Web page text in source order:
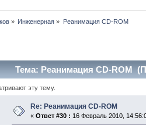
» Инженерная » Реанимация CD-ROM
Тема: Реанимация CD-ROM
эту тему.
Re: Реанимация CD-ROM
«Ответ #30 : 16 Февраль 2010,